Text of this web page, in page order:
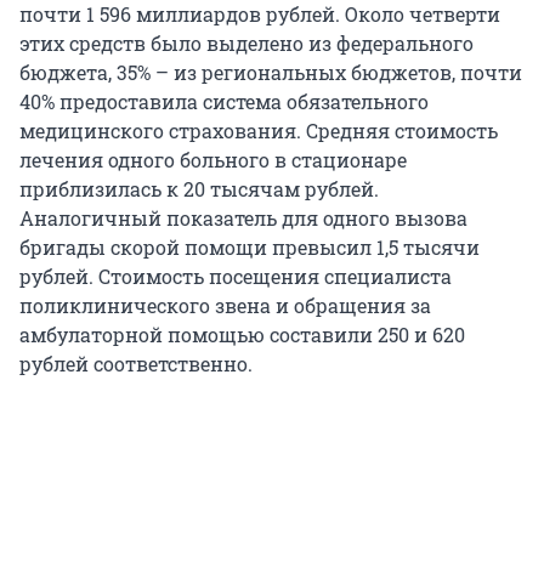
почти 1 596 миллиардов рублей. Около четверти
этих средств было выделено из федерального
бюджета, 35% – из региональных бюджетов, почти
40% предоставила система обязательного
медицинского страхования. Средняя стоимость
лечения одного больного в стационаре
приблизилась к 20 тысячам рублей.
Аналогичный показатель для одного вызова
бригады скорой помощи превысил 1,5 тысячи
рублей. Стоимость посещения специалиста
поликлинического звена и обращения за
амбулаторной помощью составили 250 и 620
рублей соответственно.